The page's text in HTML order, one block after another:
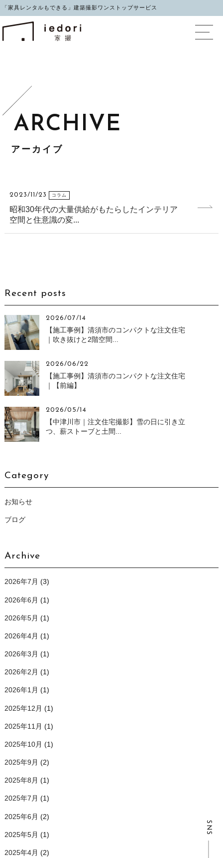
「家具レンタルもできる」建築撮影ワンストップサービス
イエドリ（家撮）家
SNS
アーカイブ
2023/11/23 コラム
昭和30年代の大量供給がもたらしたインテリア
空間と住意識の変...
Recent posts
2026/07/14
【施工事例】清須市のコンパクトな注文住宅
｜吹き抜けと2階空間...
2026/06/22
【施工事例】清須市のコンパクトな注文住宅
｜【前編】
2026/05/14
【中津川市｜注文住宅撮影】雪の日に引き立
つ、薪ストーブと土間...
Category
お知らせ
ブログ
Archive
2026年7月 (3)
2026年6月 (1)
2026年5月 (1)
2026年4月 (1)
2026年3月 (1)
2026年2月 (1)
2026年1月 (1)
2025年12月 (1)
2025年11月 (1)
2025年10月 (1)
2025年9月 (2)
2025年8月 (1)
2025年7月 (1)
2025年6月 (2)
2025年5月 (1)
2025年4月 (2)